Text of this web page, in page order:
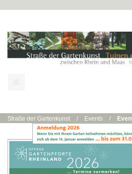
Straße der Gartenkunst / Events /